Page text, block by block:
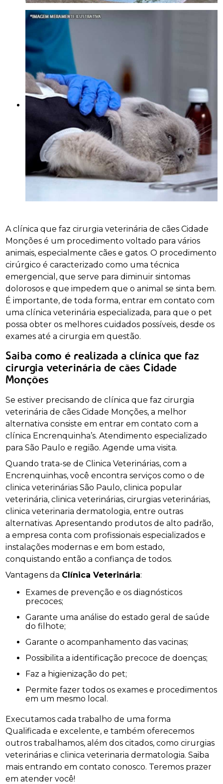
A clínica que faz cirurgia veterinária de cães Cidade
Monções é um procedimento voltado para vários
animais, especialmente cães e gatos. O procedimento
cirúrgico é caracterizado como uma técnica
emergencial, que serve para diminuir sintomas
dolorosos e que impedem que o animal se sinta bem.
É importante, de toda forma, entrar em contato com
uma clínica veterinária especializada, para que o pet
possa obter os melhores cuidados possíveis, desde os
exames até a cirurgia em questão.
Saiba como é realizada a clínica que faz
cirurgia veterinária de cães Cidade
Monções
Se estiver precisando de clínica que faz cirurgia
veterinária de cães Cidade Monções, a melhor
alternativa consiste em entrar em contato com a
clínica Encrenquinha’s. Atendimento especializado
para São Paulo e região. Agende uma visita.
Quando trata-se de Clinica Veterinárias, com a
Encrenquinhas, você encontra serviços como o de
clinica veterinárias São Paulo, clinica popular
veterinária, clinica veterinárias, cirurgias veterinárias,
clinica veterinaria dermatologia, entre outras
alternativas. Apresentando produtos de alto padrão,
a empresa conta com profissionais especializados e
instalações modernas e em bom estado,
conquistando então a confiança de todos.
Vantagens da Clínica Veterinária:
Exames de prevenção e os diagnósticos
precoces;
Garante uma análise do estado geral de saúde
do filhote;
Garante o acompanhamento das vacinas;
Possibilita a identificação precoce de doenças;
Faz a higienização do pet;
Permite fazer todos os exames e procedimentos
em um mesmo local.
Executamos cada trabalho de uma forma
Qualificada e excelente, e também oferecemos
outros trabalhamos, além dos citados, como cirurgias
veterinárias e clinica veterinaria dermatologia. Saiba
mais entrando em contato conosco. Teremos prazer
em atender você!